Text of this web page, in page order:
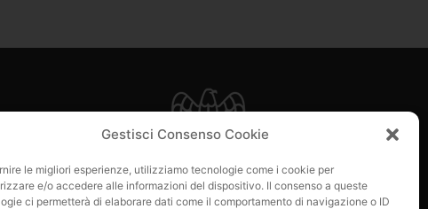
Gestisci Consenso Cookie
le migliori esperienze, utilizziamo tecnologie come i cookie per
e/o accedere alle informazioni del dispositivo. Il consenso a queste
ci permetterà di elaborare dati come il comportamento di navigazione o ID
di loro?